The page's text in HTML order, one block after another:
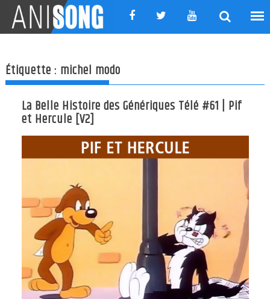
content
Étiquette : michel modo
La Belle Histoire des Génériques Télé #61 | Pif
et Hercule [V2]